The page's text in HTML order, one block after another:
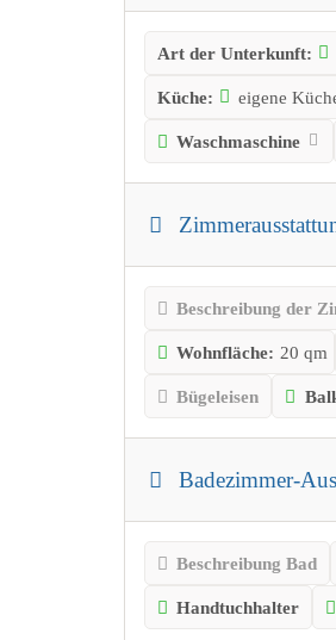
Art der Unterkunft:
Küche: eigene
Waschmaschine
Beschreibung der
Wohnfläche: 20 qm
Bügeleisen
Badezimmer-
Beschreibung Bad
Handtuchhalter